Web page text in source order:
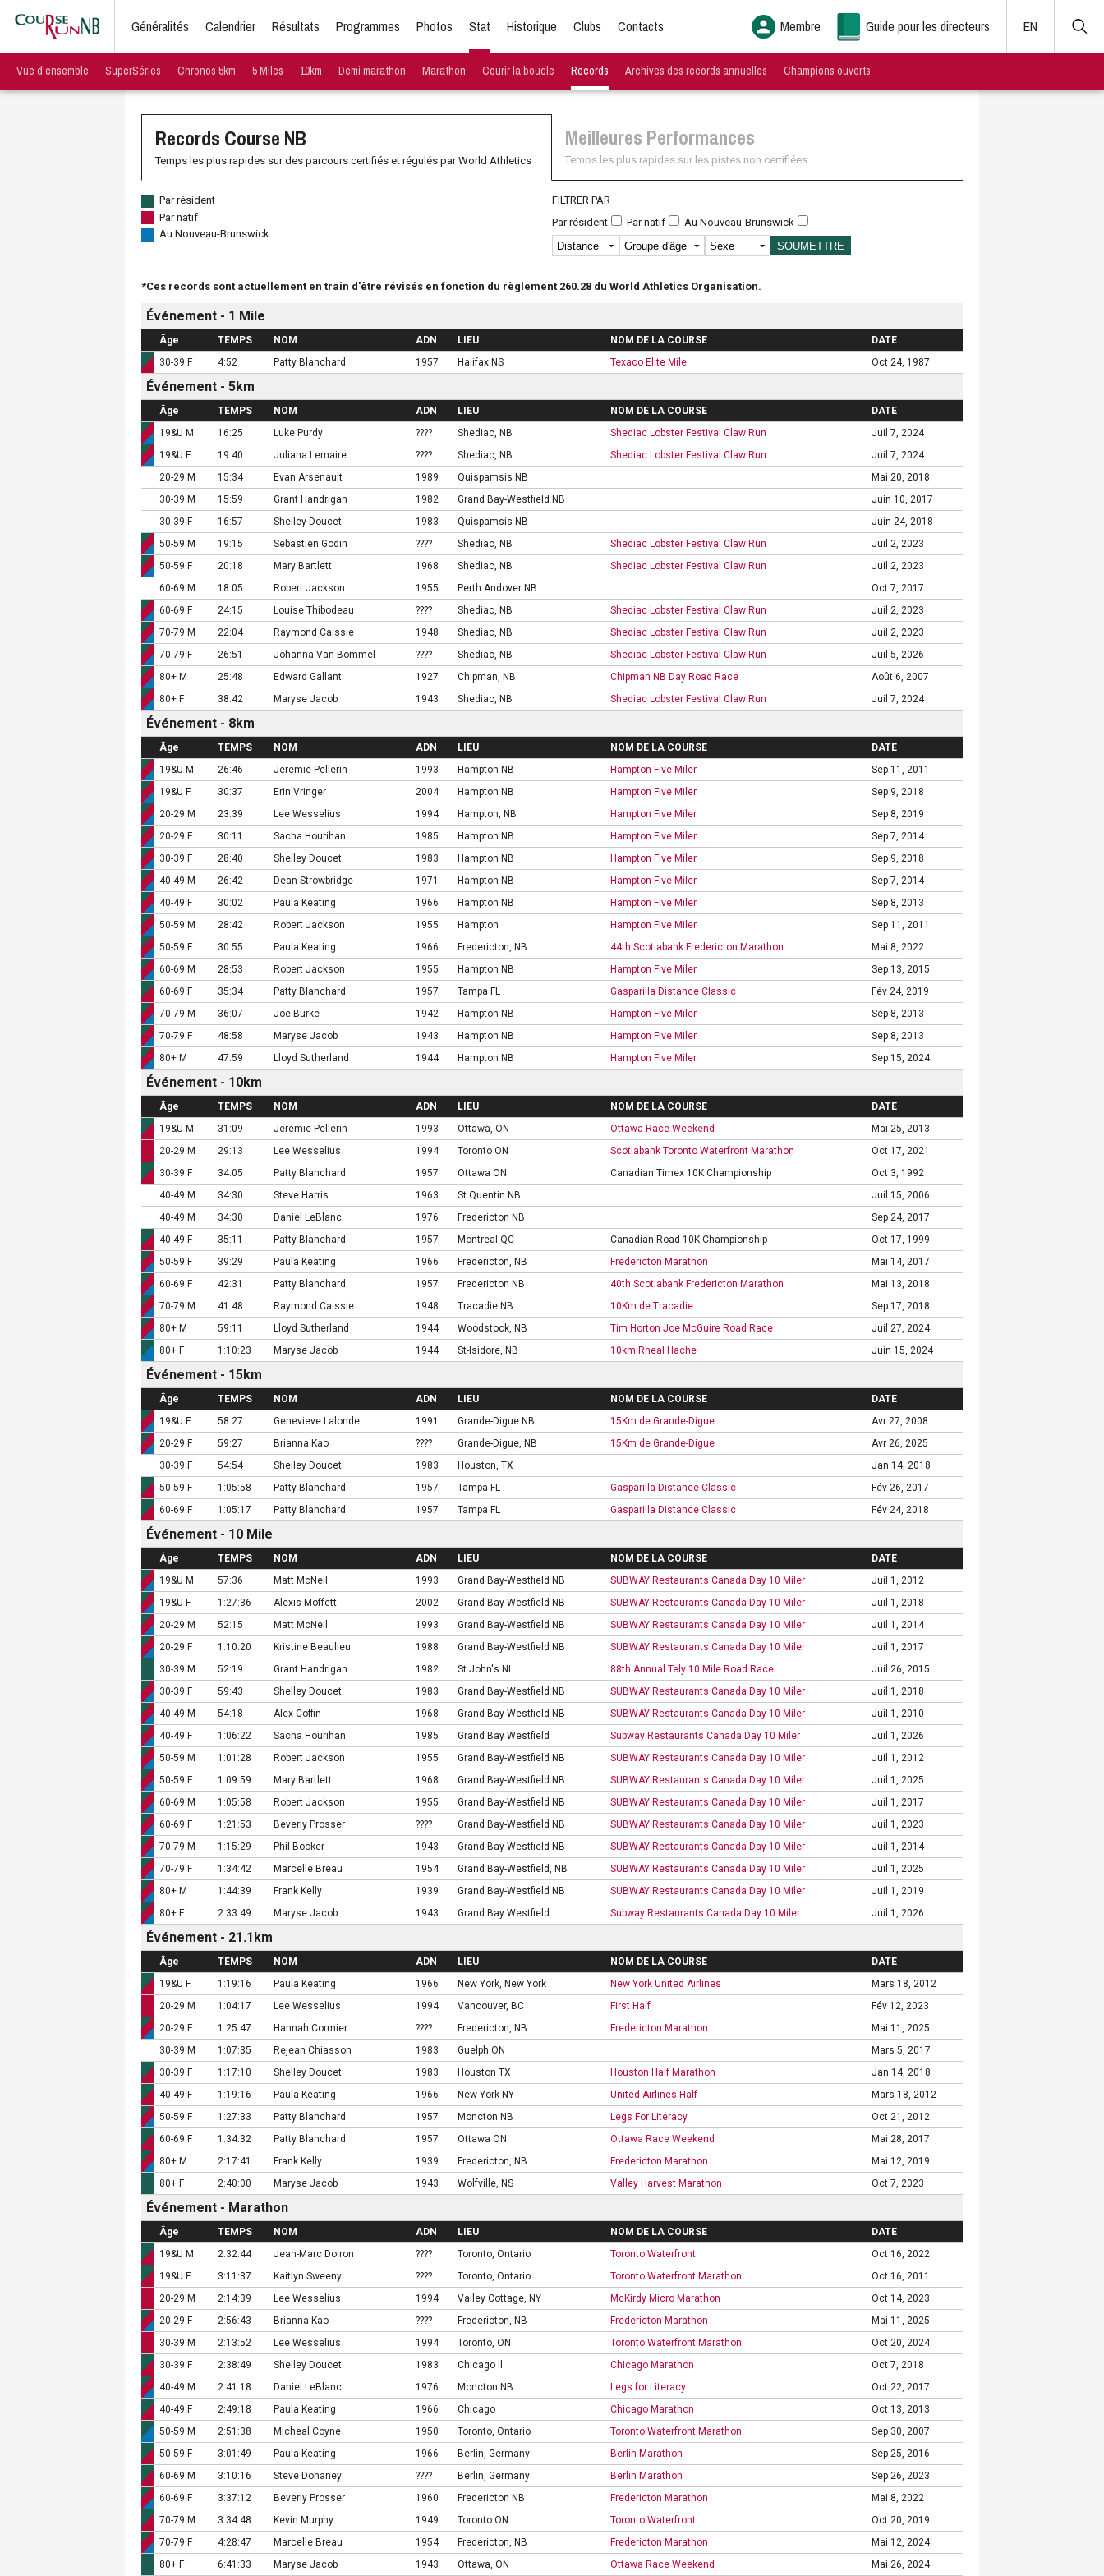
Généralités Calendrier Résultats Programmes Photos Stat Historique Clubs Contacts Membre Guide pour les directeurs EN
Vue d'ensemble SuperSéries Chronos 5km 5 Miles 10km Demi marathon Marathon Courir la boucle Records Archives des records annuelles Champions ouverts
Records Course NB
Temps les plus rapides sur des parcours certifiés et régulés par World Athletics
Meilleures Performances
Temps les plus rapides sur les pistes non certifiées
Par résident
Par natif
Au Nouveau-Brunswick
FILTRER PAR
Par résident
Par natif Au Nouveau-Brunswick
*Ces records sont actuellement en train d'être révisés en fonction du règlement 260.28 du World Athletics Organisation.
Événement - 1 Mile
Âge TEMPS NOM ADN LIEU NOM DE LA COURSE
DATE
30-39 F
4:52 Patty Blanchard 1957 Halifax NS Texaco Elite Mile Oct 24, 1987
Événement - 5km
Âge TEMPS NOM ADN LIEU NOM DE LA COURSE
DATE
19&U M
16:25 Luke Purdy ???? Shediac, NB Shediac Lobster Festival Claw Run
Juil 7, 2024
19&U F
19:40 Juliana Lemaire ???? Shediac, NB Shediac Lobster Festival Claw Run
Juil 7, 2024
20-29 M
15:34 Evan Arsenault 1989 Quispamsis NB
Mai 20, 2018
30-39 M
15:59 Grant Handrigan 1982 Grand Bay-Westfield NB
Juin 10, 2017
30-39 F
16:57 Shelley Doucet 1983 Quispamsis NB
Juin 24, 2018
50-59 M
19:15 Sebastien Godin ???? Shediac, NB Shediac Lobster Festival Claw Run
Juil 2, 2023
50-59 F
20:18 Mary Bartlett 1968 Shediac, NB Shediac Lobster Festival Claw Run
Juil 2, 2023
60-69 M
18:05 Robert Jackson 1955 Perth Andover NB
Oct 7, 2017
60-69 F
24:15 Louise Thibodeau ???? Shediac, NB Shediac Lobster Festival Claw Run
Juil 2, 2023
70-79 M
22:04 Raymond Caissie 1948 Shediac, NB Shediac Lobster Festival Claw Run
Juil 2, 2023
70-79 F
26:51 Johanna Van Bommel ???? Shediac, NB Shediac Lobster Festival Claw Run
Juil 5, 2026
80+ M
25:48 Edward Gallant 1927 Chipman, NB Chipman NB Day Road Race
Août 6, 2007
80+ F
38:42 Maryse Jacob 1943 Shediac, NB Shediac Lobster Festival Claw Run Juil 7, 2024
Événement - 8km
Âge TEMPS NOM ADN LIEU NOM DE LA COURSE
DATE
19&U M
26:46 Jeremie Pellerin 1993 Hampton NB Hampton Five Miler
Sep 11, 2011
19&U F
30:37 Erin Vringer 2004 Hampton NB Hampton Five Miler
Sep 9, 2018
20-29 M
23:39 Lee Wesselius 1994 Hampton, NB Hampton Five Miler
Sep 8, 2019
20-29 F
30:11 Sacha Hourihan 1985 Hampton NB Hampton Five Miler
Sep 7, 2014
30-39 F
28:40 Shelley Doucet 1983 Hampton NB Hampton Five Miler
Sep 9, 2018
40-49 M
26:42 Dean Strowbridge 1971 Hampton NB Hampton Five Miler
Sep 7, 2014
40-49 F
30:02 Paula Keating 1966 Hampton NB Hampton Five Miler
Sep 8, 2013
50-59 M
28:42 Robert Jackson 1955 Hampton Hampton Five Miler
Sep 11, 2011
50-59 F
30:55 Paula Keating 1966 Fredericton, NB 44th Scotiabank Fredericton Marathon
Mai 8, 2022
60-69 M
28:53 Robert Jackson 1955 Hampton NB Hampton Five Miler
Sep 13, 2015
60-69 F
35:34 Patty Blanchard 1957 Tampa FL Gasparilla Distance Classic
Fév 24, 2019
70-79 M
36:07 Joe Burke 1942 Hampton NB Hampton Five Miler
Sep 8, 2013
70-79 F
48:58 Maryse Jacob 1943 Hampton NB Hampton Five Miler
Sep 8, 2013
80+ M
47:59 Lloyd Sutherland 1944 Hampton NB Hampton Five Miler Sep 15, 2024
Événement - 10km
Âge TEMPS NOM ADN LIEU NOM DE LA COURSE
DATE
19&U M
31:09 Jeremie Pellerin 1993 Ottawa, ON Ottawa Race Weekend
Mai 25, 2013
20-29 M
29:13 Lee Wesselius 1994 Toronto ON Scotiabank Toronto Waterfront Marathon
Oct 17, 2021
30-39 F
34:05 Patty Blanchard 1957 Ottawa ON Canadian Timex 10K Championship
Oct 3, 1992
40-49 M
34:30 Steve Harris 1963 St Quentin NB
Juil 15, 2006
40-49 M
34:30 Daniel LeBlanc 1976 Fredericton NB
Sep 24, 2017
40-49 F
35:11 Patty Blanchard 1957 Montreal QC Canadian Road 10K Championship
Oct 17, 1999
50-59 F
39:29 Paula Keating 1966 Fredericton, NB Fredericton Marathon
Mai 14, 2017
60-69 F
42:31 Patty Blanchard 1957 Fredericton NB 40th Scotiabank Fredericton Marathon
Mai 13, 2018
70-79 M
41:48 Raymond Caissie 1948 Tracadie NB 10Km de Tracadie
Sep 17, 2018
80+ M
59:11 Lloyd Sutherland 1944 Woodstock, NB Tim Horton Joe McGuire Road Race
Juil 27, 2024
80+ F
1:10:23 Maryse Jacob 1944 St-Isidore, NB 10km Rheal Hache Juin 15, 2024
Événement - 15km
Âge TEMPS NOM ADN LIEU NOM DE LA COURSE
DATE
19&U F
58:27 Genevieve Lalonde 1991 Grande-Digue NB 15Km de Grande-Digue
Avr 27, 2008
20-29 F
59:27 Brianna Kao ???? Grande-Digue, NB 15Km de Grande-Digue
Avr 26, 2025
30-39 F
54:54 Shelley Doucet 1983 Houston, TX
Jan 14, 2018
50-59 F
1:05:58 Patty Blanchard 1957 Tampa FL Gasparilla Distance Classic
Fév 26, 2017
60-69 F
1:05:17 Patty Blanchard 1957 Tampa FL Gasparilla Distance Classic Fév 24, 2018
Événement - 10 Mile
Âge TEMPS NOM ADN LIEU NOM DE LA COURSE
DATE
19&U M
57:36 Matt McNeil 1993 Grand Bay-Westfield NB SUBWAY Restaurants Canada Day 10 Miler
Juil 1, 2012
19&U F
1:27:36 Alexis Moffett 2002 Grand Bay-Westfield NB SUBWAY Restaurants Canada Day 10 Miler
Juil 1, 2018
20-29 M
52:15 Matt McNeil 1993 Grand Bay-Westfield NB SUBWAY Restaurants Canada Day 10 Miler
Juil 1, 2014
20-29 F
1:10:20 Kristine Beaulieu 1988 Grand Bay-Westfield NB SUBWAY Restaurants Canada Day 10 Miler
Juil 1, 2017
30-39 M
52:19 Grant Handrigan 1982 St John's NL 88th Annual Tely 10 Mile Road Race
Juil 26, 2015
30-39 F
59:43 Shelley Doucet 1983 Grand Bay-Westfield NB SUBWAY Restaurants Canada Day 10 Miler
Juil 1, 2018
40-49 M
54:18 Alex Coffin 1968 Grand Bay-Westfield NB SUBWAY Restaurants Canada Day 10 Miler
Juil 1, 2010
40-49 F
1:06:22 Sacha Hourihan 1985 Grand Bay Westfield Subway Restaurants Canada Day 10 Miler
Juil 1, 2026
50-59 M
1:01:28 Robert Jackson 1955 Grand Bay-Westfield NB SUBWAY Restaurants Canada Day 10 Miler
Juil 1, 2012
50-59 F
1:09:59 Mary Bartlett 1968 Grand Bay-Westfield NB SUBWAY Restaurants Canada Day 10 Miler
Juil 1, 2025
60-69 M
1:05:58 Robert Jackson 1955 Grand Bay-Westfield NB SUBWAY Restaurants Canada Day 10 Miler
Juil 1, 2017
60-69 F
1:21:53 Beverly Prosser ???? Grand Bay-Westfield NB SUBWAY Restaurants Canada Day 10 Miler
Juil 1, 2023
70-79 M
1:15:29 Phil Booker 1943 Grand Bay-Westfield NB SUBWAY Restaurants Canada Day 10 Miler
Juil 1, 2014
70-79 F
1:34:42 Marcelle Breau 1954 Grand Bay-Westfield, NB SUBWAY Restaurants Canada Day 10 Miler
Juil 1, 2025
80+ M
1:44:39 Frank Kelly 1939 Grand Bay-Westfield NB SUBWAY Restaurants Canada Day 10 Miler
Juil 1, 2019
80+ F
2:33:49 Maryse Jacob 1943 Grand Bay Westfield Subway Restaurants Canada Day 10 Miler Juil 1, 2026
Événement - 21.1km
Âge TEMPS NOM ADN LIEU NOM DE LA COURSE
DATE
19&U F
1:19:16 Paula Keating 1966 New York, New York New York United Airlines
Mars 18, 2012
20-29 M
1:04:17 Lee Wesselius 1994 Vancouver, BC First Half
Fév 12, 2023
20-29 F
1:25:47 Hannah Cormier ???? Fredericton, NB Fredericton Marathon
Mai 11, 2025
30-39 M
1:07:35 Rejean Chiasson 1983 Guelph ON
Mars 5, 2017
30-39 F
1:17:10 Shelley Doucet 1983 Houston TX Houston Half Marathon
Jan 14, 2018
40-49 F
1:19:16 Paula Keating 1966 New York NY United Airlines Half
Mars 18, 2012
50-59 F
1:27:33 Patty Blanchard 1957 Moncton NB Legs For Literacy
Oct 21, 2012
60-69 F
1:34:32 Patty Blanchard 1957 Ottawa ON Ottawa Race Weekend
Mai 28, 2017
80+ M
2:17:41 Frank Kelly 1939 Fredericton, NB Fredericton Marathon
Mai 12, 2019
80+ F
2:40:00 Maryse Jacob 1943 Wolfville, NS Valley Harvest Marathon Oct 7, 2023
Événement - Marathon
Âge TEMPS NOM ADN LIEU NOM DE LA COURSE
DATE
19&U M
2:32:44 Jean-Marc Doiron ???? Toronto, Ontario Toronto Waterfront
Oct 16, 2022
19&U F
3:11:37 Kaitlyn Sweeny ???? Toronto, Ontario Toronto Waterfront Marathon
Oct 16, 2011
20-29 M
2:14:39 Lee Wesselius 1994 Valley Cottage, NY McKirdy Micro Marathon
Oct 14, 2023
20-29 F
2:56:43 Brianna Kao ???? Fredericton, NB Fredericton Marathon
Mai 11, 2025
30-39 M
2:13:52 Lee Wesselius 1994 Toronto, ON Toronto Waterfront Marathon
Oct 20, 2024
30-39 F
2:38:49 Shelley Doucet 1983 Chicago Il Chicago Marathon
Oct 7, 2018
40-49 M
2:41:18 Daniel LeBlanc 1976 Moncton NB Legs for Literacy
Oct 22, 2017
40-49 F
2:49:18 Paula Keating 1966 Chicago Chicago Marathon
Oct 13, 2013
50-59 M
2:51:38 Micheal Coyne 1950 Toronto, Ontario Toronto Waterfront Marathon
Sep 30, 2007
50-59 F
3:01:49 Paula Keating 1966 Berlin, Germany Berlin Marathon
Sep 25, 2016
60-69 M
3:10:16 Steve Dohaney ???? Berlin, Germany Berlin Marathon
Sep 26, 2023
60-69 F
3:37:12 Beverly Prosser 1960 Fredericton NB Fredericton Marathon
Mai 8, 2022
70-79 M
3:34:48 Kevin Murphy 1949 Toronto ON Toronto Waterfront
Oct 20, 2019
70-79 F
4:28:47 Marcelle Breau 1954 Fredericton, NB Fredericton Marathon
Mai 12, 2024
80+ F
6:41:33 Maryse Jacob 1943 Ottawa, ON Ottawa Race Weekend Mai 26, 2024